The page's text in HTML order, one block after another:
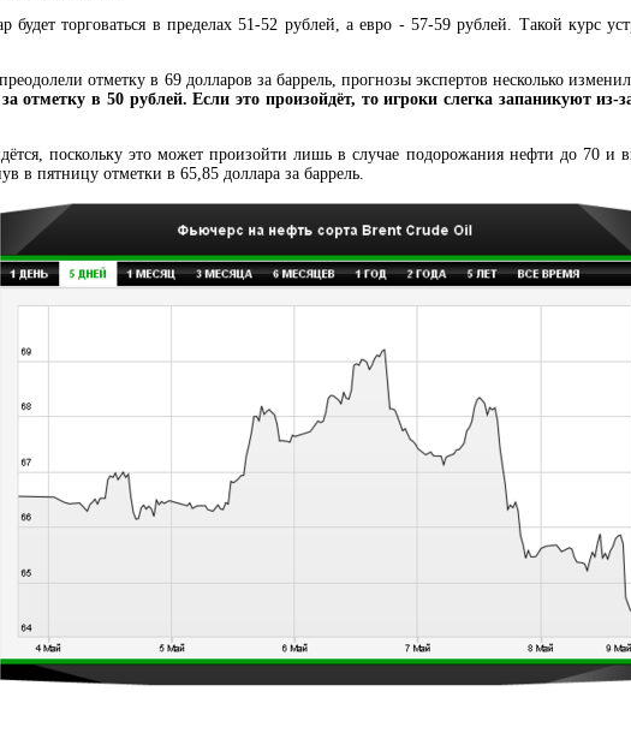
будет торговаться в пределах 51-52 рублей, а евро - 57-59 рублей. Такой курс
отметку в 69 долларов за баррель, прогнозы экспертов несколько
отметку в 50 рублей. Если это произойдёт, то игроки слегка запаникуют
поскольку это может произойти лишь в случае подорожания нефти до 70
в пятницу отметки в 65,85 доллара за баррель.